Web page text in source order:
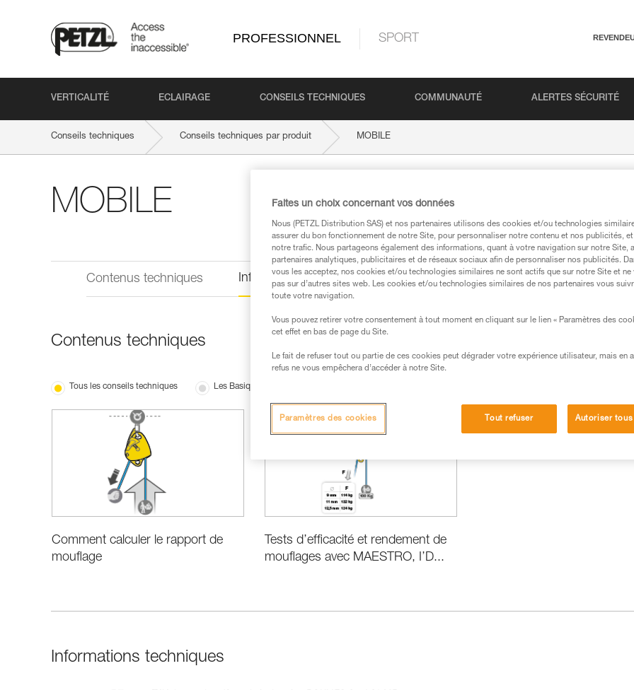
PROFESSIONNEL SPORT
VERTICALITÉ ECLAIRAGE CONSEILS TECHNIQUES COMMUNAUTÉ ALERTES SÉCURITÉ
Conseils techniques Conseils techniques par produit MOBILE
MOBILE
Contenus techniques Informations techniques
Contenus techniques
Tous les conseils techniques Les Basiques
Comment calculer le rapport de
mouflage
Tests d’efficacité et rendement de
mouflages avec MAESTRO, I’D...
Informations techniques
Faites un choix concernant vos données
Nous (PETZL Distribution SAS) et nos partenaires utilisons des cookies et/ou technologies
assurer du bon fonctionnement de notre Site, pour personnaliser notre contenu et nos publicités,
notre trafic. Nous partageons également des informations, quant à votre navigation sur notre Site,
partenaires analytiques, publicitaires et de réseaux sociaux afin de personnaliser nos publicités.
vous les acceptez, nos cookies et/ou technologies similaires ne sont actifs que sur notre Site et ne
pas sur d’autres sites web. Les cookies et/ou technologies similaires de nos partenaires vous
toute votre navigation.
Vous pouvez retirer votre consentement à tout moment en cliquant sur le lien « Paramètres des
cet effet en bas de page du Site.
Le fait de refuser tout ou partie de ces cookies peut dégrader votre expérience utilisateur, mais en
refus ne vous empêchera d’accéder à notre Site.
Tout refuser Autoriser
Paramètres des cookies